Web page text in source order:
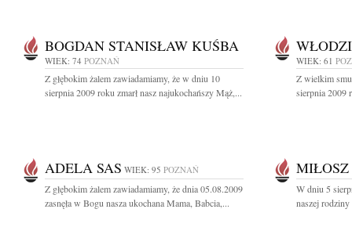
BOGDAN STANISŁAW KUŚBA
WIEK: 74 POZNAŃ
Z głębokim żalem zawiadamiamy, że w dniu 10
sierpnia 2009 roku zmarł nasz najukochańszy Mąż,...
WIEK: 61
Z wielkim
sierpnia 2009
ADELA SAS WIEK: 95 POZNAŃ
Z głębokim żalem zawiadamiamy, że dnia 05.08.2009
zasnęła w Bogu nasza ukochana Mama, Babcia,...
W dniu 5
naszej